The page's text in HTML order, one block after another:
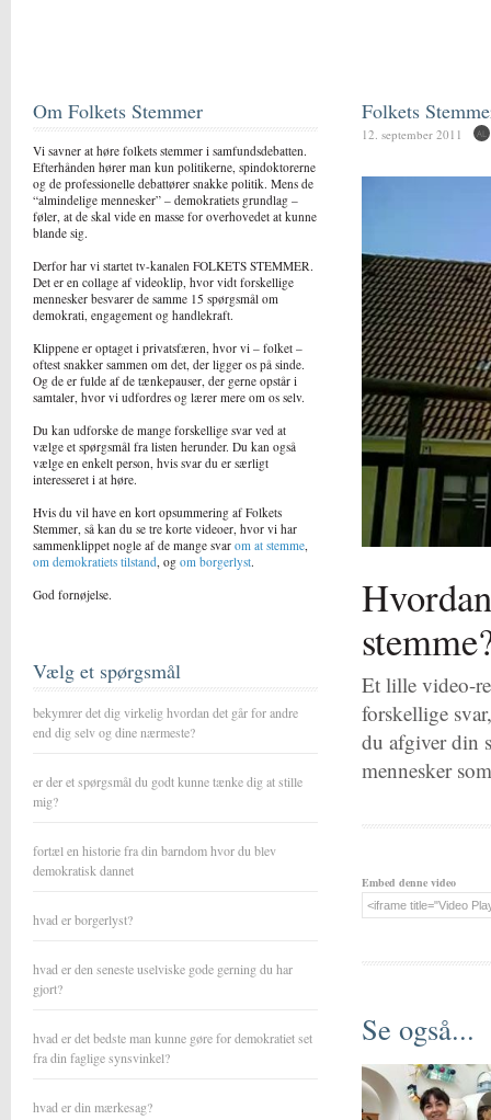
Om Folkets Stemmer
Vi savner at høre folkets stemmer i samfundsdebatten.
Efterhånden hører man kun politikerne, spindoktorerne
og de professionelle debattører snakke politik. Mens de
“almindelige mennesker” – demokratiets grundlag –
føler, at de skal vide en masse for overhovedet at kunne
blande sig.
Derfor har vi startet tv-kanalen FOLKETS STEMMER.
Det er en collage af videoklip, hvor vidt forskellige
mennesker besvarer de samme 15 spørgsmål om
demokrati, engagement og handlekraft.
Klippene er optaget i privatsfæren, hvor vi – folket –
oftest snakker sammen om det, der ligger os på sinde.
Og de er fulde af de tænkepauser, der gerne opstår i
samtaler, hvor vi udfordres og lærer mere om os selv.
Du kan udforske de mange forskellige svar ved at
vælge et spørgsmål fra listen herunder. Du kan også
vælge en enkelt person, hvis svar du er særligt
interesseret i at høre.
Hvis du vil have en kort opsummering af Folkets
Stemmer, så kan du se tre korte videoer, hvor vi har
sammenklippet nogle af de mange svar om at stemme,
om demokratiets tilstand, og om borgerlyst.
God fornøjelse.
Vælg et spørgsmål
bekymrer det dig virkelig hvordan det går for andre
end dig selv og dine nærmeste?
er der et spørgsmål du godt kunne tænke dig at stille
mig?
fortæl en historie fra din barndom hvor du blev
demokratisk dannet
hvad er borgerlyst?
hvad er den seneste uselviske gode gerning du har
gjort?
hvad er det bedste man kunne gøre for demokratiet set
fra din faglige synsvinkel?
hvad er din mærkesag?
Folkets
12. september 2011
Et lille video-
forskellige
du afgiver din
mennesker
Embed denne video
Se også...